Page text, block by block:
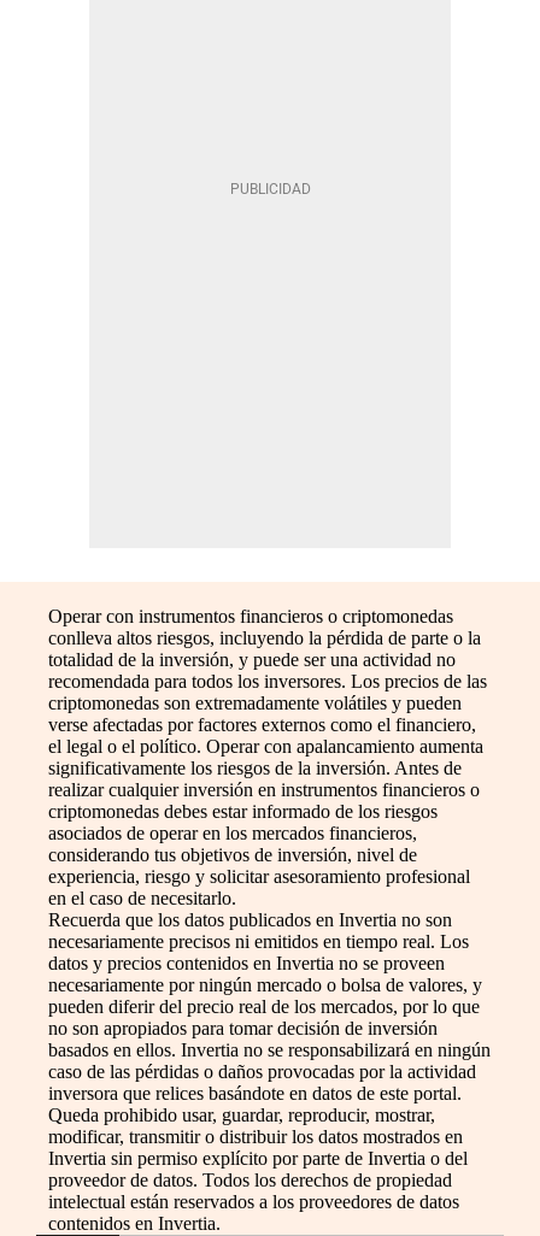
Operar con instrumentos financieros o criptomonedas
conlleva altos riesgos, incluyendo la pérdida de parte o la
totalidad de la inversión, y puede ser una actividad no
recomendada para todos los inversores. Los precios de las
criptomonedas son extremadamente volátiles y pueden
verse afectadas por factores externos como el financiero,
el legal o el político. Operar con apalancamiento aumenta
significativamente los riesgos de la inversión. Antes de
realizar cualquier inversión en instrumentos financieros o
criptomonedas debes estar informado de los riesgos
asociados de operar en los mercados financieros,
considerando tus objetivos de inversión, nivel de
experiencia, riesgo y solicitar asesoramiento profesional
en el caso de necesitarlo.
Recuerda que los datos publicados en Invertia no son
necesariamente precisos ni emitidos en tiempo real. Los
datos y precios contenidos en Invertia no se proveen
necesariamente por ningún mercado o bolsa de valores, y
pueden diferir del precio real de los mercados, por lo que
no son apropiados para tomar decisión de inversión
basados en ellos. Invertia no se responsabilizará en ningún
caso de las pérdidas o daños provocadas por la actividad
inversora que relices basándote en datos de este portal.
Queda prohibido usar, guardar, reproducir, mostrar,
modificar, transmitir o distribuir los datos mostrados en
Invertia sin permiso explícito por parte de Invertia o del
proveedor de datos. Todos los derechos de propiedad
intelectual están reservados a los proveedores de datos
contenidos en Invertia.